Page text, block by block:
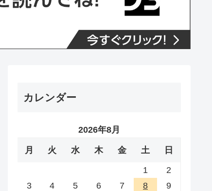
カレンダー
2026年8月
月 火 水 木 金 土 日
1
2
3
4 5 6 7 8
9